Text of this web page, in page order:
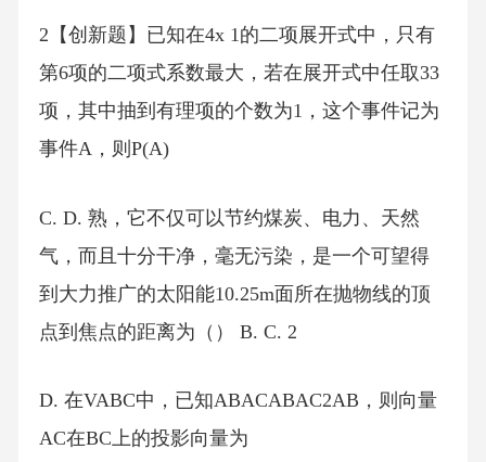
2【创新题】已知在4x 1的二项展开式中，只有
第6项的二项式系数最大，若在展开式中任取33
项，其中抽到有理项的个数为1，这个事件记为
事件A，则P(A)
C. D. 熟，它不仅可以节约煤炭、电力、天然
气，而且十分干净，毫无污染，是一个可望得
到大力推广的太阳能10.25m面所在抛物线的顶
点到焦点的距离为（） B. C. 2 ​
D. 在VABC中，已知ABACABAC2AB，则向量
AC在BC上的投影向量为